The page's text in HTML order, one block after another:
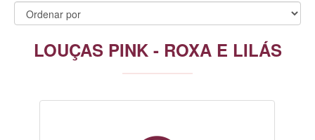
LOUÇAS PINK - ROXA E LILÁS